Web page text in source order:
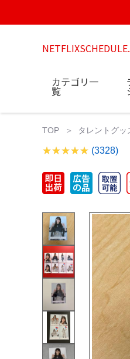
カテゴリ一
覧
TOP タレントグッ
(3328)